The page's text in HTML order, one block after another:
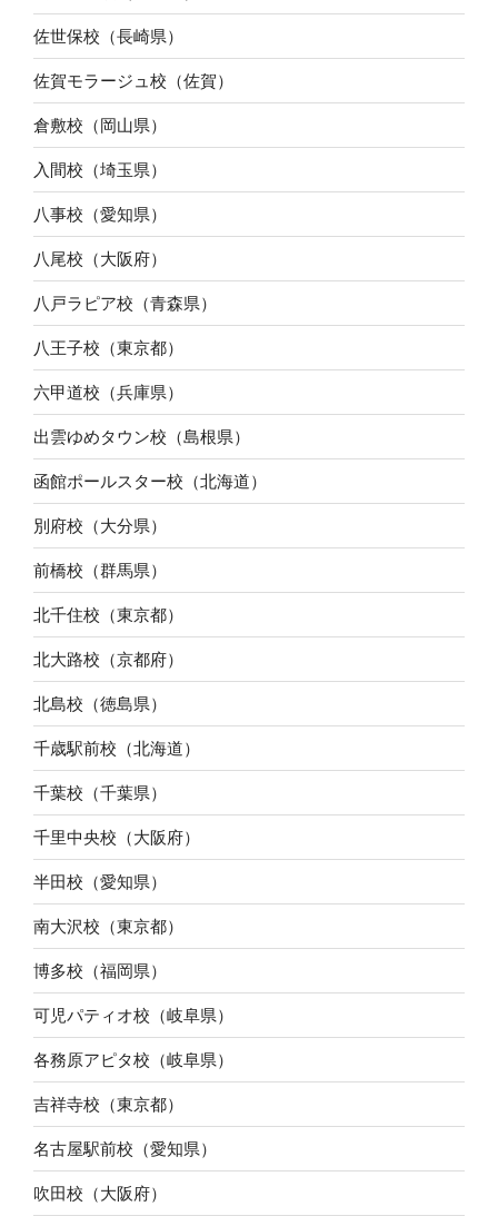
佐世保校（長崎県）
佐賀モラージュ校（佐賀）
倉敷校（岡山県）
入間校（埼玉県）
八事校（愛知県）
八尾校（大阪府）
八戸ラピア校（青森県）
八王子校（東京都）
六甲道校（兵庫県）
出雲ゆめタウン校（島根県）
函館ポールスター校（北海道）
別府校（大分県）
前橋校（群馬県）
北千住校（東京都）
北大路校（京都府）
北島校（徳島県）
千歳駅前校（北海道）
千葉校（千葉県）
千里中央校（大阪府）
半田校（愛知県）
南大沢校（東京都）
博多校（福岡県）
可児パティオ校（岐阜県）
各務原アピタ校（岐阜県）
吉祥寺校（東京都）
名古屋駅前校（愛知県）
吹田校（大阪府）